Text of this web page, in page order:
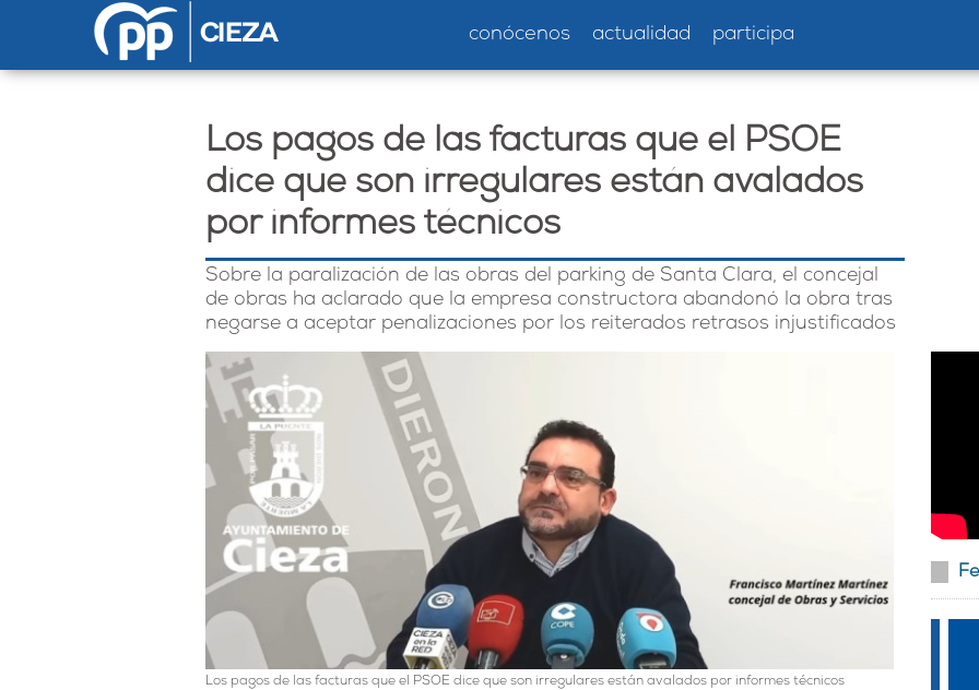
Pasar al contenido principal
conócenos actualidad participa
Los pagos de las facturas que el PSOE
dice que son irregulares están avalados
por informes técnicos
Sobre la paralización de las obras del parking de Santa Clara, el concejal
de obras ha aclarado que la empresa constructora abandonó la obra tras
negarse a aceptar penalizaciones por los reiterados retrasos injustificados
Los pagos de las facturas que el PSOE dice que son irregulares están avalados por informes técnicos